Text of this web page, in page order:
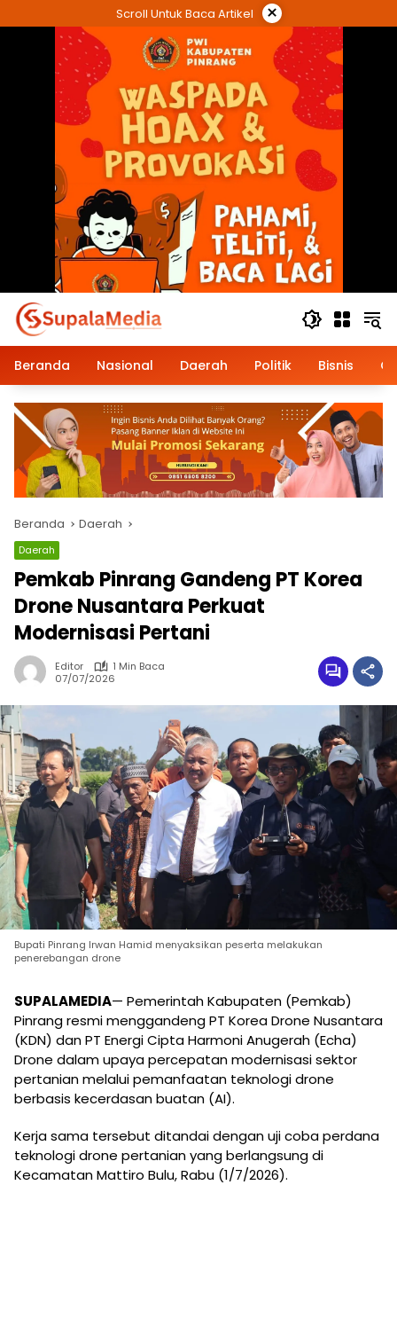
ke
Scroll Untuk Baca Artikel ×
Beranda Nasional Daerah Politik Bisnis
Beranda Daerah
Daerah
Pemkab Pinrang Gandeng PT Korea
Drone Nusantara Perkuat
Modernisasi Pertani
Editor
1 Min Baca
07/07/2026
Bupati Pinrang Irwan Hamid menyaksikan peserta melakukan
penerebangan drone
SUPALAMEDIA— Pemerintah Kabupaten (Pemkab)
Pinrang resmi menggandeng PT Korea Drone Nusantara
(KDN) dan PT Energi Cipta Harmoni Anugerah (Echa)
Drone dalam upaya percepatan modernisasi sektor
pertanian melalui pemanfaatan teknologi drone
berbasis kecerdasan buatan (AI).
Kerja sama tersebut ditandai dengan uji coba perdana
teknologi drone pertanian yang berlangsung di
Kecamatan Mattiro Bulu, Rabu (1/7/2026).